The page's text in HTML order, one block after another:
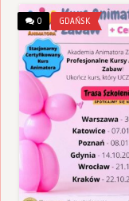
0 GDAŃSK